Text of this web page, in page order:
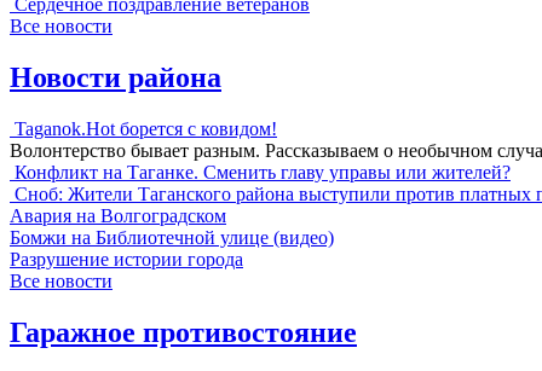
Все новости
Новости района
Taganok.Hot борется с ковидом!
Волонтерство бывает разным. Рассказываем о необычном
Конфликт на Таганке. Сменить главу управы или жителей?
Сноб: Жители Таганского района выступили против платных
Авария на Волгоградском
Бомжи на Библиотечной улице (видео)
Разрушение истории города
Все новости
Гаражное противостояние